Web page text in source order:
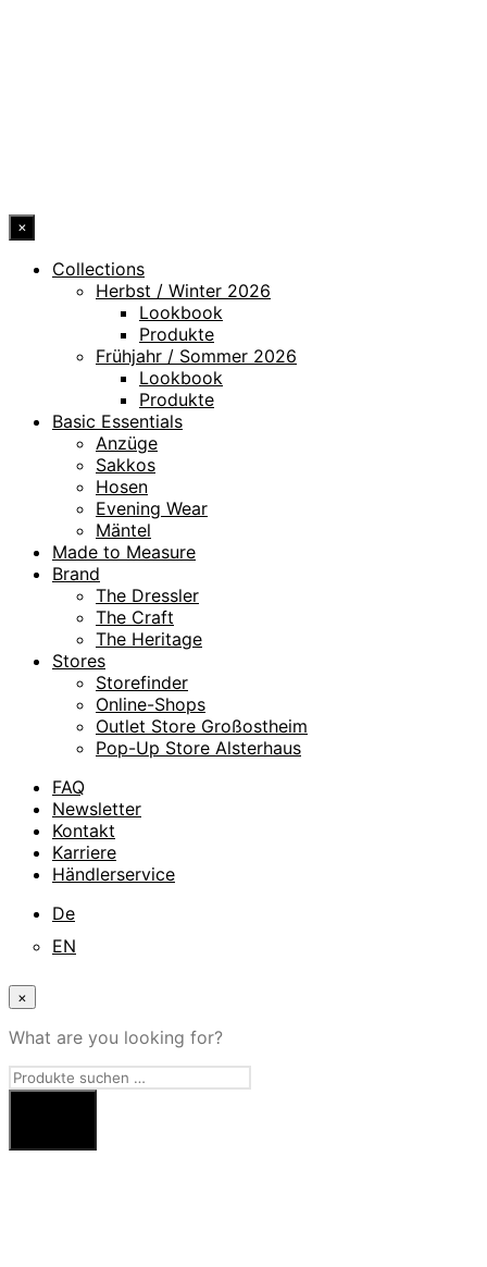
×
Collections
Herbst / Winter 2026
Lookbook
Produkte
Frühjahr / Sommer 2026
Lookbook
Produkte
Basic Essentials
Anzüge
Sakkos
Hosen
Evening Wear
Mäntel
Made to Measure
Brand
The Dressler
The Craft
The Heritage
Stores
Storefinder
Online-Shops
Outlet Store Großostheim
Pop-Up Store Alsterhaus
FAQ
Newsletter
Kontakt
Karriere
Händlerservice
De
EN
×
What are you looking for?